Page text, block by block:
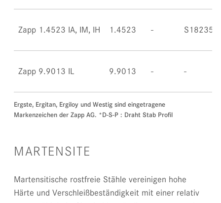
Zapp 1.4523 IA, IM, IH 1.4523 S18235
Zapp 9.9013 IL 9.9013
Ergste, Ergitan, Ergiloy und Westig sind eingetragene
Markenzeichen der Zapp AG. *D-S-P : Draht Stab Profil
MARTENSITE
Martensitische rostfreie Stähle vereinigen hohe
Härte und Verschleißbeständigkeit mit einer relativ